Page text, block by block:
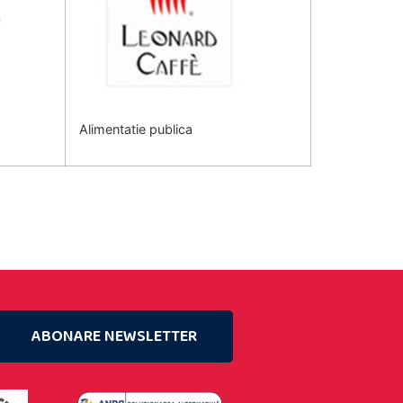
Alimentatie publica
ABONARE NEWSLETTER